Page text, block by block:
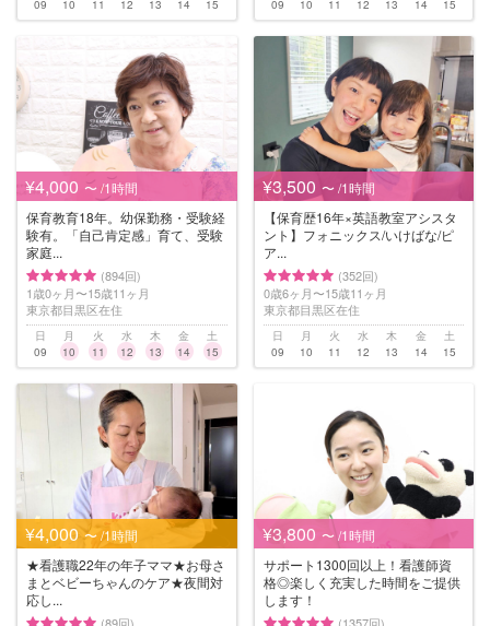
09
10
11
12
13
14
15
09
10
11
12
13
14
15
¥4,000 〜 /1時間
保育教育18年。幼保勤務・受験経
験有。「自己肯定感」育て、受験
家庭...
(894回)
1歳0ヶ月〜15歳11ヶ月
東京都目黒区在住
日
09
月
10
火
11
水
12
木
13
金
14
土
15
¥3,500 〜 /1時間
【保育歴16年×英語教室アシスタ
ント】フォニックス/いけばな/ピ
ア...
(352回)
0歳6ヶ月〜15歳11ヶ月
東京都目黒区在住
日
09
月
10
火
11
水
12
木
13
金
14
土
15
¥4,000 〜 /1時間
★看護職22年の年子ママ★お母さ
まとベビーちゃんのケア★夜間対
応し...
¥3,800 〜 /1時間
サポート1300回以上！看護師資
格◎楽しく充実した時間をご提供
します！